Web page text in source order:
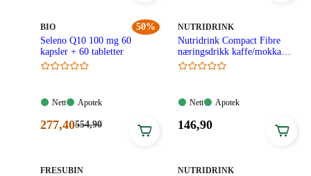
50%
MERKE
BIO
Seleno Q10 100 mg 60
kapsler + 60 tabletter
Nett:
Nett
Apotek:
Apotek
Nåværende
kroner.
277,40Førpris:
554,90
MERKE:
NUTRIDRINK
Nutridrink Compact Fibre
næringsdrikk kaffe/mokka
4x125 ml
Nett:
Nett
Apotek:
Apotek
Pris:
146,90
MERKE:
FRESUBIN MERKE:
NUTRIDRINK